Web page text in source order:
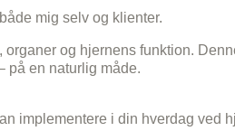
mig selv og klienter.
og hjernens funktion.
på en naturlig måde.
implementere i din hverdag